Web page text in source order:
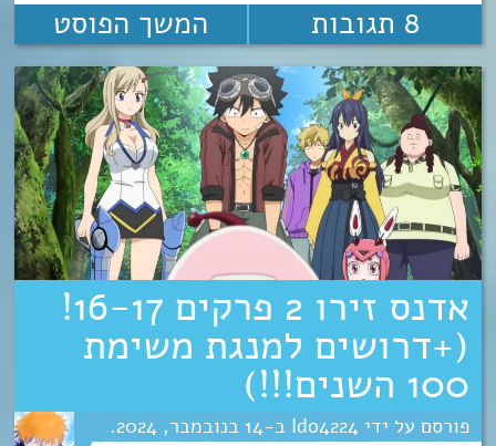
8 תגובות המשך הפוסט
אדנס זירו 2 פרקים 16-17!
(+דרושים למנגת משימת
100 השנים!!!)
Ido4224
14 נובמבר 2024